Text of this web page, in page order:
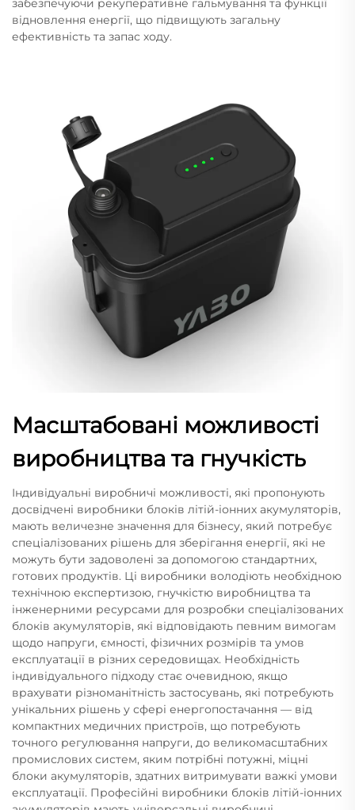
забезпечуючи рекуперативне гальмування та функції
відновлення енергії, що підвищують загальну
ефективність та запас ходу.
Масштабовані можливості
виробництва та гнучкість
Індивідуальні виробничі можливості, які пропонують
досвідчені виробники блоків літій-іонних акумуляторів,
мають величезне значення для бізнесу, який потребує
спеціалізованих рішень для зберігання енергії, які не
можуть бути задоволені за допомогою стандартних,
готових продуктів. Ці виробники володіють необхідною
технічною експертизою, гнучкістю виробництва та
інженерними ресурсами для розробки спеціалізованих
блоків акумуляторів, які відповідають певним вимогам
щодо напруги, ємності, фізичних розмірів та умов
експлуатації в різних середовищах. Необхідність
індивідуального підходу стає очевидною, якщо
врахувати різноманітність застосувань, які потребують
унікальних рішень у сфері енергопостачання — від
компактних медичних пристроїв, що потребують
точного регулювання напруги, до великомасштабних
промислових систем, яким потрібні потужні, міцні
блоки акумуляторів, здатних витримувати важкі умови
експлуатації. Професійні виробники блоків літій-іонних